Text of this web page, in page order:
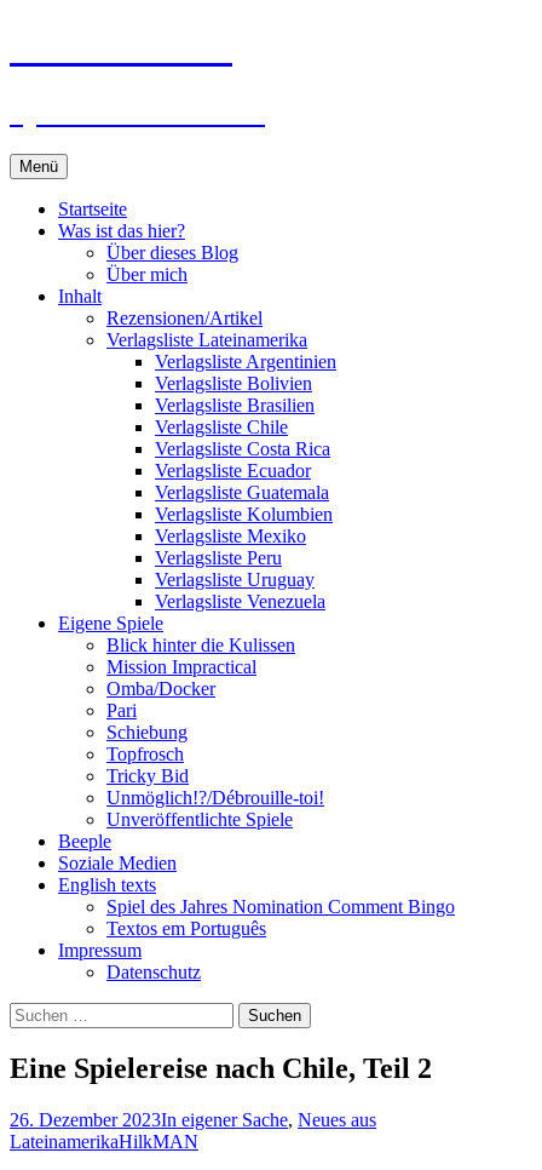
Menü
Startseite
Was ist das hier?
Über dieses Blog
Über mich
Inhalt
Rezensionen/Artikel
Verlagsliste Lateinamerika
Verlagsliste Argentinien
Verlagsliste Bolivien
Verlagsliste Brasilien
Verlagsliste Chile
Verlagsliste Costa Rica
Verlagsliste Ecuador
Verlagsliste Guatemala
Verlagsliste Kolumbien
Verlagsliste Mexiko
Verlagsliste Peru
Verlagsliste Uruguay
Verlagsliste Venezuela
Eigene Spiele
Blick hinter die Kulissen
Mission Impractical
Omba/Docker
Pari
Schiebung
Topfrosch
Tricky Bid
Unmöglich!?/Débrouille-toi!
Unveröffentlichte Spiele
Beeple
Soziale Medien
English texts
Spiel des Jahres Nomination Comment Bingo
Textos em Português
Impressum
Datenschutz
Suchen
nach:
Eine Spielereise nach Chile, Teil 2
26. Dezember 2023In eigener Sache, Neues aus
LateinamerikaHilkMAN